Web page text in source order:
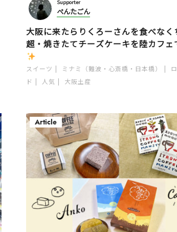
Supporter
ぺんたごん
大阪に来たらりくろーさんを食べなく
超・焼きたてチーズケーキを陸カフェ
スイーツ ミナミ（難波・心斎橋・日本橋）
ド
人気 大阪土産
Article